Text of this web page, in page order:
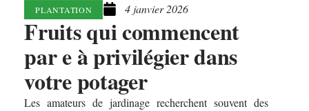
PLANTATION 4 janvier 2026
Fruits qui commencent
par e à privilégier dans
votre potager
Les amateurs de jardinage recherchent souvent des